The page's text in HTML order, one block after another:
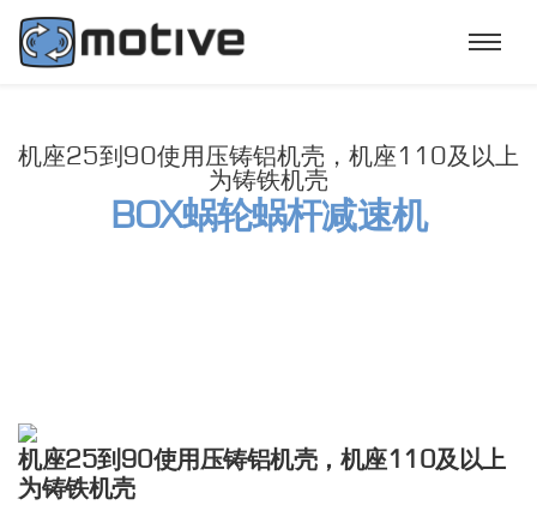
机座25到90使用压铸铝机壳，机座110及以上
为铸铁机壳
BOX蜗轮蜗杆减速机
机座25到90使用压铸铝机壳，机座110及以上
为铸铁机壳